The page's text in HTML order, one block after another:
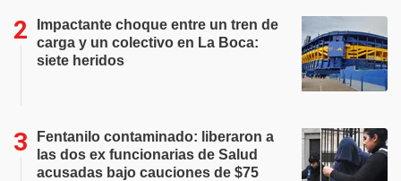
Impactante choque entre un tren de
carga y un colectivo en La Boca:
siete heridos
Fentanilo contaminado: liberaron a
las dos ex funcionarias de Salud
acusadas bajo cauciones de $75